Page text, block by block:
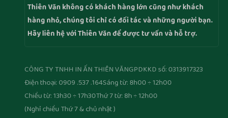
Thiên Văn không có khách hàng lớn cũng như khách
hàng nhỏ, chúng tôi chỉ có đối tác và những người bạn.
Hãy liên hệ với Thiên Văn để được tư vấn và hỗ trợ.
CÔNG TY TNHH IN ẤN THIÊN VĂNGPDKKD số: 0313917323
Điện thoại: 0909 .537 .164Sáng từ: 8h00 ÷ 12h00
Chiều từ: 13h30 ÷ 17h30Thứ 7 từ: 8h ÷ 12h00
(Nghỉ chiều Thứ 7 & chủ nhật )